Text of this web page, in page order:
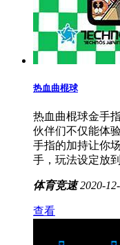
热血曲棍球
热血曲棍球金手
伙伴们不仅能体
手指的加持让你
手，玩法设定放
体育竞速 2020-
查看